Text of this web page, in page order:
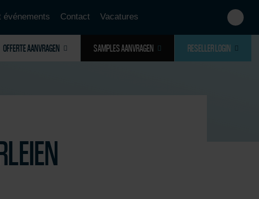
événements Contact Vacatures
OFFERTE AANVRAGEN SAMPLES AANVRAGEN RESELLER LOGIN